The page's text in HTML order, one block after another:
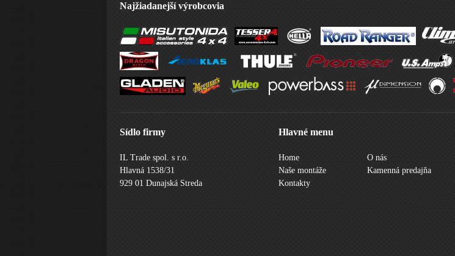
Najžiadanejší výrobcovia
Sídlo firmy
IL Trade spol. s r.o.
Hlavná 1538/31
929 01 Dunajská Streda
Hlavné menu
Home
O nás
Naše montáže
Kamenná predajňa
Kontakty